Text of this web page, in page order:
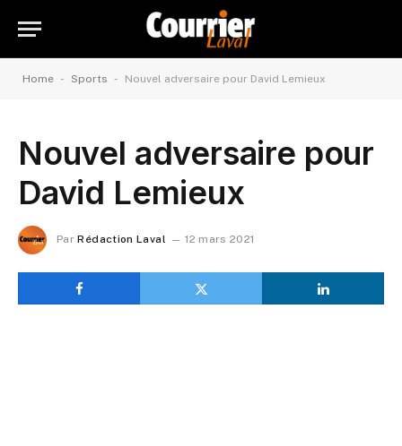
Home - Sports - Nouvel adversaire pour David Lemieux
Nouvel adversaire pour
David Lemieux
Par Rédaction Laval 12 mars 2021